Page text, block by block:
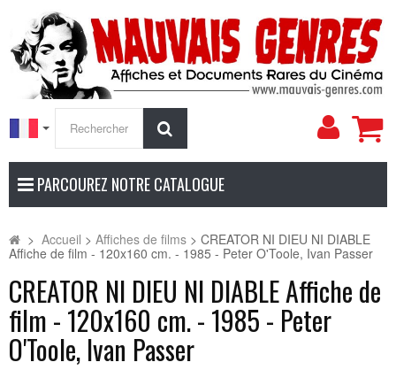
Mon
PARCOUREZ NOTRE CATALOGUE
> Accueil > Affiches de films > CREATOR NI DIEU NI DIABLE
Affiche de film - 120x160 cm. - 1985 - Peter O'Toole, Ivan Passer
CREATOR NI DIEU NI DIABLE Affiche de
film - 120x160 cm. - 1985 - Peter
O'Toole, Ivan Passer